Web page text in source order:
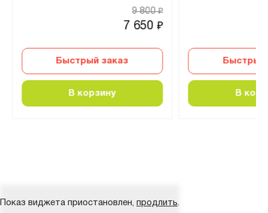
7 650₽
9 800₽
Быстрый заказ
В корзину
Быстрый
В
Показ виджета приостановлен, продлить.